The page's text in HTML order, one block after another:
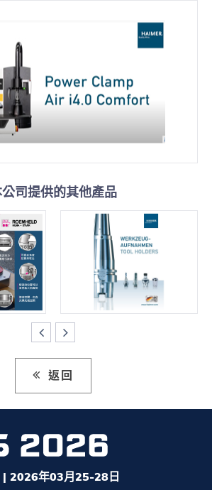
司提供的其他產品
返回
| 2026年03月25-28日